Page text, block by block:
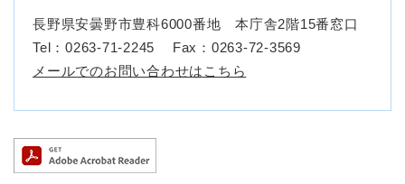
長野県安曇野市豊科6000番地 本庁舎2階15番窓口
Tel：0263-71-2245
Fax：0263-72-3569
メールでのお問い合わせはこちら